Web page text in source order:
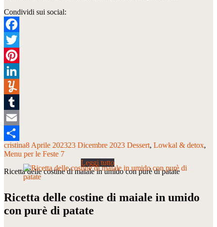
Condividi sui social:
Facebook
Twitter
Pinterest
LinkedIn
Yummly
Tumblr
Email
Condividi
cristina8 Aprile 202323 Dicembre 2023 Dessert Lowkal & detox
Menu per le Feste 7
Ricetta delle costine di maiale in umido con purè di patate
Ricetta delle costine di maiale in umido
con purè di patate